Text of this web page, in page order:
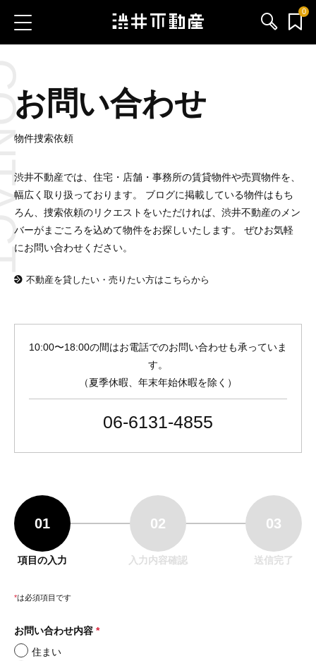
0
ブログ
渋井不動産のメンバー
採用情報
お問い合わせ
物件捜索依頼
渋井不動産では、住宅・店舗・事務所の賃貸物件や売買物件を、
幅広く取り扱っております。 ブログに掲載している物件はもち
ろん、捜索依頼のリクエストをいただければ、渋井不動産のメン
バーがまごころを込めて物件をお探しいたします。 ぜひお気軽
にお問い合わせください。
不動産を貸したい・売りたい方はこちらから
10:00〜18:00の間はお電話でのお問い合わせも承っていま
す。
（夏季休暇、年末年始休暇を除く）
06-6131-4855
01
項目の入力
02
入力内容確認
03
送信完了
*は必須項目です
お問い合わせ内容 *
住まい